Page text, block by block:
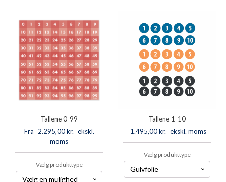
Tallene 0-99
Fra
2.295,00kr. ekskl.
moms
Vælg produkttype
Tallene 1-10
1.495,00kr. ekskl. moms
Vælg produkttype